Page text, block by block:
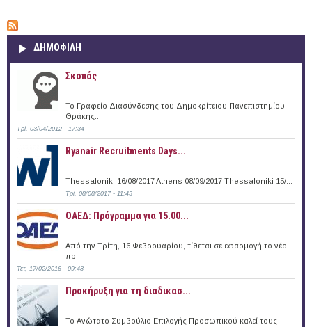
ΔΗΜΟΦΙΛΗ
Σκοπός
Το Γραφείο Διασύνδεσης του Δημοκρίτειου Πανεπιστημίου
Θράκης...
Τρί, 03/04/2012 - 17:34
Ryanair Recruitments Days...
Thessaloniki 16/08/2017 Athens 08/09/2017 Thessaloniki 15/...
Τρί, 08/08/2017 - 11:43
ΟΑΕΔ: Πρόγραμμα για 15.00...
Από την Τρίτη, 16 Φεβρουαρίου, τίθεται σε εφαρμογή το νέο
πρ...
Τετ, 17/02/2016 - 09:48
Προκήρυξη για τη διαδικασ...
Το Ανώτατο Συμβούλιο Επιλογής Προσωπικού καλεί τους